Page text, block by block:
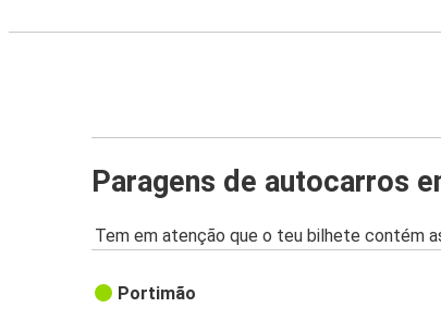
Paragens de autocarros
Tem em atenção que o teu bilhete contém
Portimão